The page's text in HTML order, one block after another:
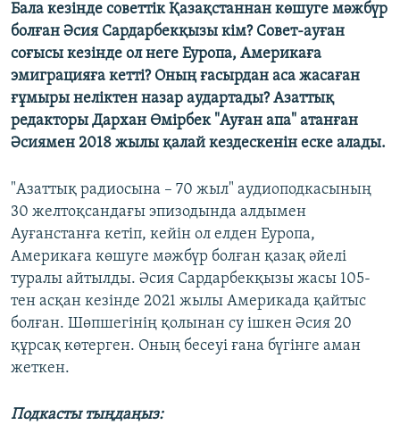
Бала кезінде советтік Қазақстаннан көшуге мәжбүр
болған Әсия Сардарбекқызы кім? Совет-ауған
соғысы кезінде ол неге Еуропа, Америкаға
эмиграцияға кетті? Оның ғасырдан аса жасаған
ғұмыры неліктен назар аудартады? Азаттық
редакторы Дархан Өмірбек "Ауған апа" атанған
Әсиямен 2018 жылы қалай кездескенін еске алады.
"Азаттық радиосына – 70 жыл" аудиоподкасының
30 желтоқсандағы эпизодында алдымен
Ауғанстанға кетіп, кейін ол елден Еуропа,
Америкаға көшуге мәжбүр болған қазақ әйелі
туралы айтылды. Әсия Сардарбекқызы жасы 105-
тен асқан кезінде 2021 жылы Америкада қайтыс
болған. Шөпшегінің қолынан су ішкен Әсия 20
құрсақ көтерген. Оның бесеуі ғана бүгінге аман
жеткен.
Подкасты тыңдаңыз: